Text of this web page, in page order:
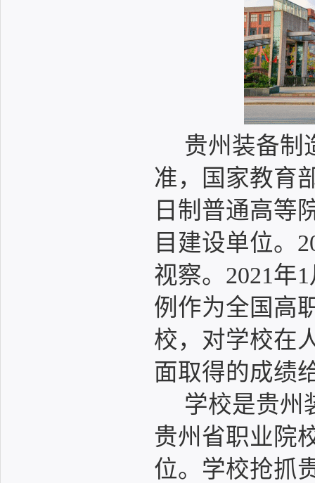
贵州装备制
准，国家教育
日制普通高等
目建设单位。
视察。2021年
例作为全国高
校，对学校在
面取得的成绩
学校是贵州
贵州省职业院
位。学校抢抓